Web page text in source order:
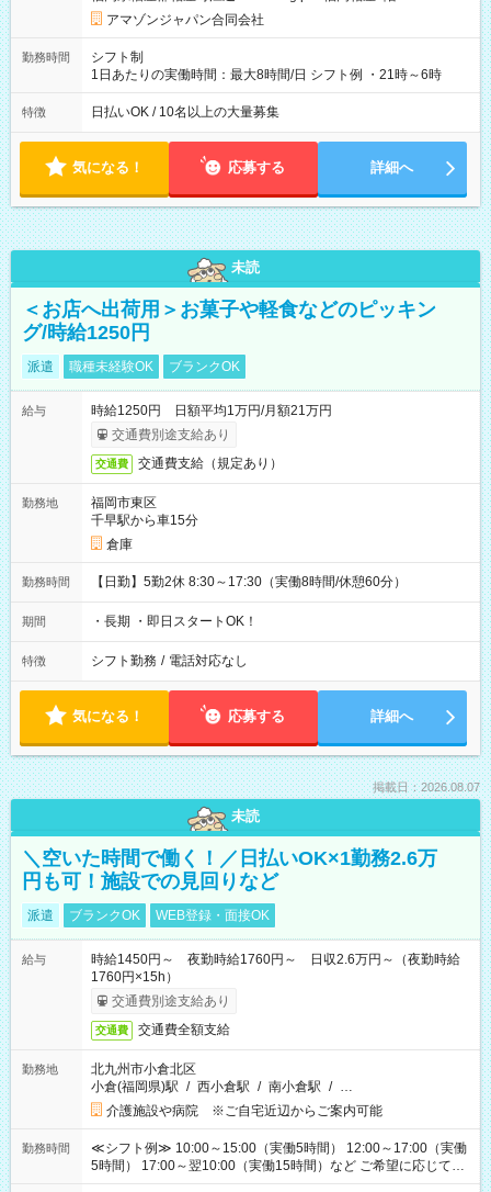
です。
アマゾンジャパン合同会社
勤務時間
シフト制
1日あたりの実働時間：最大8時間/日 シフト例 ・21時～6時
特徴 日払いOK / 10名以上の大量募集
気になる！ 応募する 詳細へ
未読
＜お店へ出荷用＞お菓子や軽食などのピッキン
グ/時給1250円
派遣 職種未経験OK ブランクOK
給与
時給1250円 日額平均1万円/月額21万円
交通費別途支給あり
交通費 交通費支給（規定あり）
勤務地
福岡市東区
千早駅から車15分
倉庫
勤務時間 【日勤】5勤2休 8:30～17:30（実働8時間/休憩60分）
期間 ・長期 ・即日スタートOK！
特徴 シフト勤務 / 電話対応なし
気になる！ 応募する 詳細へ
掲載日：2026.08.07
未読
＼空いた時間で働く！／日払いOK×1勤務2.6万
円も可！施設での見回りなど
派遣 ブランクOK WEB登録・面接OK
給与
時給1450円～ 夜勤時給1760円～ 日収2.6万円～（夜勤時給
1760円×15h）
交通費別途支給あり
交通費 交通費全額支給
勤務地
北九州市小倉北区
小倉(福岡県)駅 / 西小倉駅 / 南小倉駅 / …
介護施設や病院 ※ご自宅近辺からご案内可能
勤務時間
≪シフト例≫ 10:00～15:00（実働5時間） 12:00～17:00（実働
5時間） 17:00～翌10:00（実働15時間）など ご希望に応じて、
働く時間は調整できます！ お気軽に担当へ相談ください！